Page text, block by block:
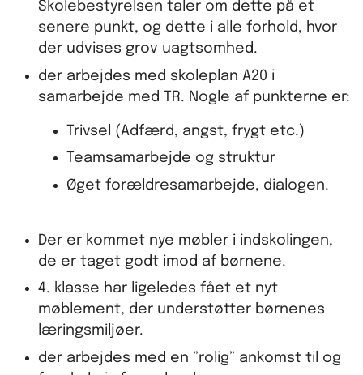
Skolebestyrelsen taler om dette på et
senere punkt, og dette i alle forhold, hvor
der udvises grov uagtsomhed.
der arbejdes med skoleplan A20 i
samarbejde med TR. Nogle af punkterne er:
Trivsel (Adfærd, angst, frygt etc.)
Teamsamarbejde og struktur
Øget forældresamarbejde, dialogen.
Der er kommet nye møbler i indskolingen,
de er taget godt imod af børnene.
4. klasse har ligeledes fået et nyt
møblement, der understøtter børnenes
læringsmiljøer.
der arbejdes med en ”rolig” ankomst til og